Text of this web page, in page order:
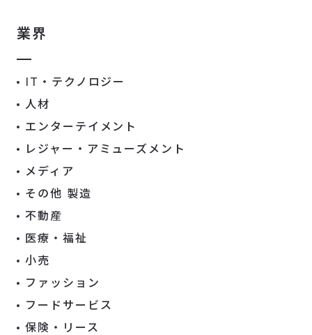
業界
IT・テクノロジー
人材
エンターテイメント
レジャー・アミューズメント
メディア
その他 製造
不動産
医療・福祉
小売
ファッション
フードサービス
保険・リース